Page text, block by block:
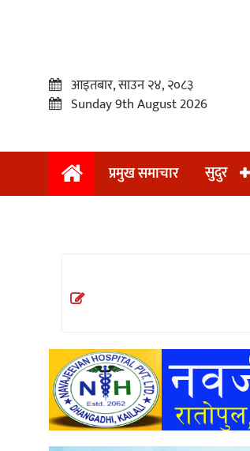
प्रमुख
अन्तराष्ट्रिय
अन्तर्वार्ता
आइतबार, साउन २४, २०८३
Sunday 9th August 2026
प्रमुख समाचार सुदुर